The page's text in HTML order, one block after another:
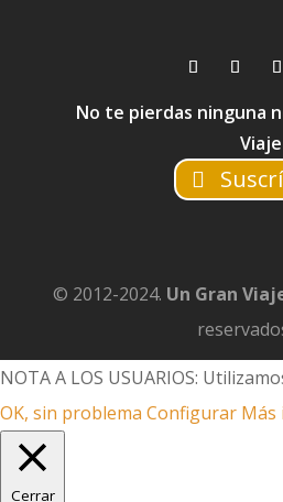
No te pierdas ninguna
Viaje
© 2012-2024. Un Gran
NOTA A LOS USUARIOS:
OK, sin problema Configurar Más
Cerrar